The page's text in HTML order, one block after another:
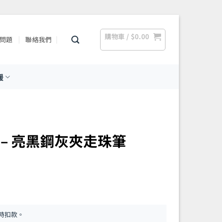
題 聯絡我們 購物車 / $0.00
亮黑鋼灰夾走珠筆
扣款。